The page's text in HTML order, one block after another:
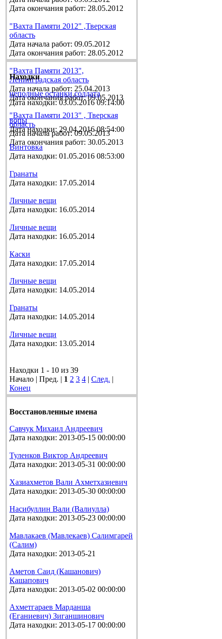
Дата окончания работ: 28.05.2012
"Вахта Памяти 2012" ,Тверская
область
Дата начала работ: 09.05.2012
Дата окончания работ: 28.05.2012
"Вахта Памяти 2013",
Ленинградская область
Дата начала работ: 25.04.2013
Дата окончания работ: 09.05.2013
"Вахта Памяти 2013" , Тверская
область
Дата начала работ: 09.05.2013
Дата окончания работ: 30.05.2013
Находки
неполные останки солдата
Дата находки: 03.05.2016 09:14:00
вопы
Дата находки: 29.04.2016 08:54:00
Винтовка
Дата находки: 01.05.2016 08:53:00
Гранаты
Дата находки: 17.05.2014
Личные вещи
Дата находки: 16.05.2014
Личные вещи
Дата находки: 16.05.2014
Каски
Дата находки: 17.05.2014
Личные вещи
Дата находки: 14.05.2014
Гранаты
Дата находки: 14.05.2014
Личные вещи
Дата находки: 13.05.2014
Находки 1 - 10 из 39
Начало | Пред. | 1 2 3 4 | След. |
Конец
Восстановленные имена
Савчук Михаил Андреевич
Дата находки: 2013-05-15 00:00:00
Туленков Виктор Андреевич
Дата находки: 2013-05-31 00:00:00
Хазиахметов Вали Ахметхазиевич
Дата находки: 2013-05-30 00:00:00
Насибуллин Вали (Валиулла)
Дата находки: 2013-05-23 00:00:00
Мавлакаев (Мавлекаев) Салимгарей
(Салим)
Дата находки: 2013-05-21
Аметов Саид (Кашанович)
Кашапович
Дата находки: 2013-05-02 00:00:00
Ахметгараев Марданша
(Еганиевич) Зиганшинович
Дата находки: 2013-05-17 00:00:00